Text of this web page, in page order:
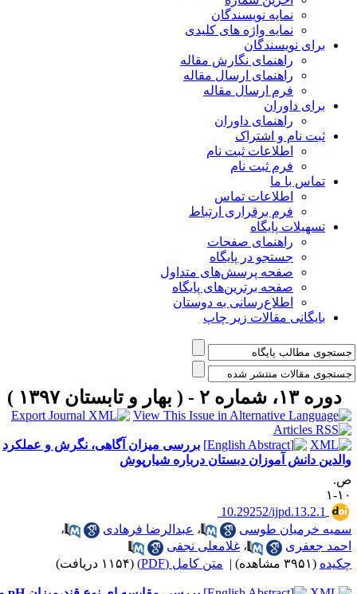
نمایه نویسندگان
نمایه واژه های کلیدی
برای نویسندگان
راهنمای نگارش مقاله
راهنمای ارسال مقاله
فرم ارسال مقاله
برای داوران
راهنمای داوران
ثبت نام و اشتراک
اطلاعات ثبت نام
فرم ثبت نام
تماس با ما
اطلاعات تماس
فرم برقراری ارتباط
تسهیلات پایگاه
راهنمای صفحات
جستجو در پایگاه
صفحه پرسش‌های متداول
صفحه برترین‌های پایگاه
اطلاع‌رسانی به دوستان
بایگانی مقالات زیر چاپ
دوره ۱۳، شماره ۲ - ( بهار و تابستان ۱۳۹۷ )
بررسی میزان آگاهی، نگرش و عملکرد
دانش آموزان دبستان درباره شیارپوش
۱
‎ 10.29252/ijpd.13.2.1
خرمیان طوسی
،عبدالرضا فرهادی
،
جعفری
،غلامعلی نجفی
(۳۹۵۱ مشاهده) | متن کامل (PDF) (۱۱۵۴ دریافت)